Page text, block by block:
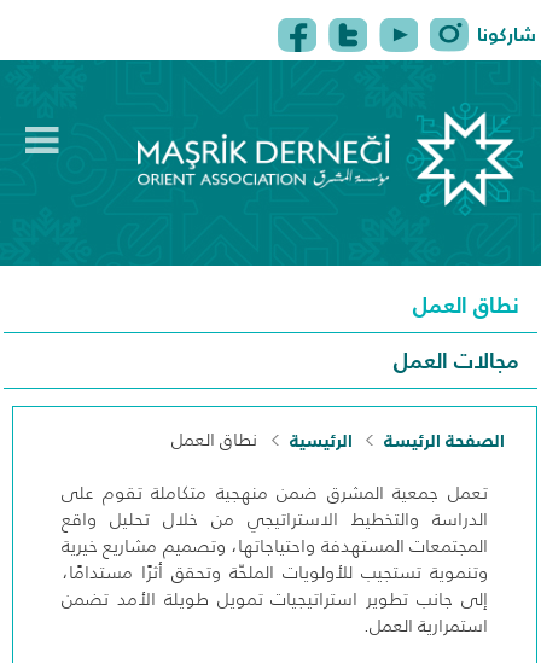
الرئيسية
نطاق العمل
مجالات العمل
الصفحة الرئيسة الرئيسية
نطاق العمل
تعمل جمعية المشرق ضمن منهجية متكاملة تقوم على
الدراسة والتخطيط الاستراتيجي من خلال تحليل واقع
المجتمعات المستهدفة واحتياجاتها، وتصميم مشاريع خيرية
وتنموية تستجيب للأولويات الملحّة وتحقق أثرًا مستدامًا،
إلى جانب تطوير استراتيجيات تمويل طويلة الأمد تضمن
استمرارية العمل.